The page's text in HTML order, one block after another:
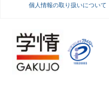
個人情報の取り扱いについて